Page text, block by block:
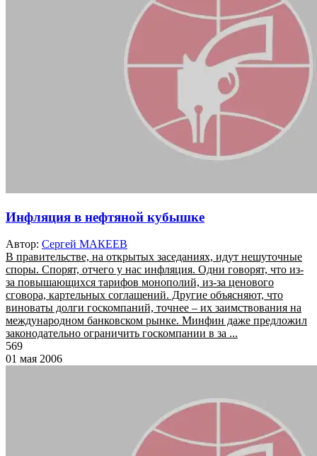
Инфляция в нефтяной кубышке
Автор: Сергей МАКЕЕВ
В правительстве, на открытых заседаниях, идут нешуточные
споры. Спорят, отчего у нас инфляция. Одни говорят, что из-
за повышающихся тарифов монополий, из-за ценового
сговора, картельных соглашений. Другие объясняют, что
виноваты долги госкомпаний, точнее – их заимствования на
международном банковском рынке. Минфин даже предложил
законодательно ограничить госкомпании в за ...
569
01 мая 2006